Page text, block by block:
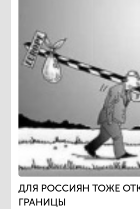
ДЛЯ РОССИЯН ТОЖЕ
ГРАНИЦЫ